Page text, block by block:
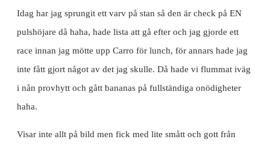
Idag har jag sprungit ett varv på stan så den är check på EN
pulshöjare då haha, hade lista att gå efter och jag gjorde ett
race innan jag mötte upp Carro för lunch, för annars hade jag
inte fått gjort något av det jag skulle. Då hade vi flummat iväg
i nån provhytt och gått bananas på fullständiga onödigheter
haha.
Visar inte allt på bild men fick med lite smått och gott från